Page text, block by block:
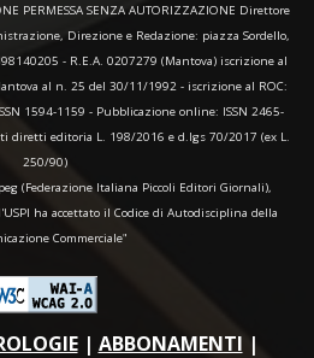
PERMESSA SENZA AUTORIZZAZIONE Direttore
Direzione e Redazione: piazza Sordello,
- R.E.A. 0207279 (Mantova) iscrizione al
al n. 25 del 30/11/1992 - iscrizione al ROC:
1594-1159 - Pubblicazione online: ISSN 2465-
diretti editoria L. 198/2016 e d.lgs 70/2017 (ex L.
250/90)
(Federazione Italiana Piccoli Editori Giornali),
ha accettato il Codice di Autodisciplina della
Commerciale"
| ABBONAMENTI |